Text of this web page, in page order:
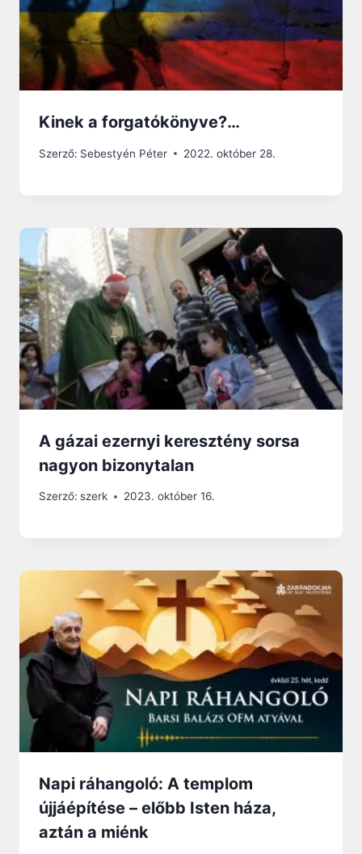
Kinek a forgatókönyve?…
Szerző: Sebestyén Péter 2022. október 28.
A gázai ezernyi keresztény sorsa
nagyon bizonytalan
Szerző: szerk 2023. október 16.
Napi ráhangoló: A templom
újjáépítése – előbb Isten háza,
aztán a miénk